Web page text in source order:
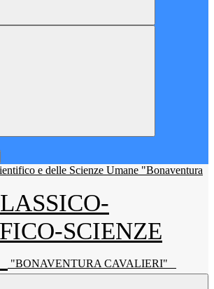
SCIENZE
"BONAVENTURA CAVALIERI"